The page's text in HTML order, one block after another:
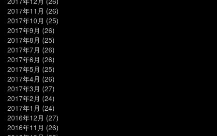
2017年11月 (26)
2017年10月 (25)
2017年9月 (26)
2017年8月 (25)
2017年7月 (26)
2017年6月 (26)
2017年5月 (25)
2017年4月 (26)
2017年3月 (27)
2017年2月 (24)
2017年1月 (24)
2016年12月 (27)
2016年11月 (26)